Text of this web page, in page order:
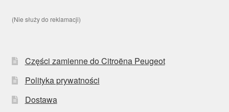
(Nie służy do reklamacji)
Części zamienne do Citroëna Peugeot
Polityka prywatności
Dostawa